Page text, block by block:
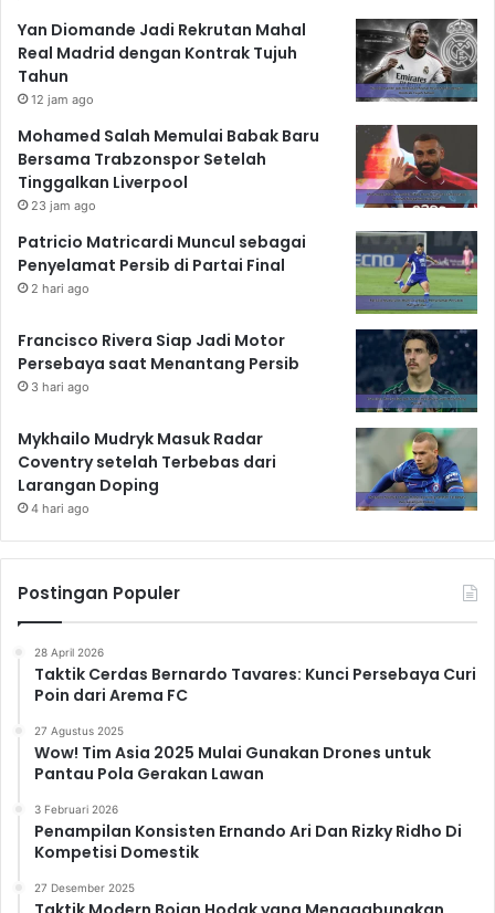
Yan Diomande Jadi Rekrutan Mahal
Real Madrid dengan Kontrak Tujuh
Tahun
12 jam ago
Mohamed Salah Memulai Babak Baru
Bersama Trabzonspor Setelah
Tinggalkan Liverpool
23 jam ago
Patricio Matricardi Muncul sebagai
Penyelamat Persib di Partai Final
2 hari ago
Francisco Rivera Siap Jadi Motor
Persebaya saat Menantang Persib
3 hari ago
Mykhailo Mudryk Masuk Radar
Coventry setelah Terbebas dari
Larangan Doping
4 hari ago
Postingan Populer
28 April 2026
Taktik Cerdas Bernardo Tavares: Kunci Persebaya Curi
Poin dari Arema FC
27 Agustus 2025
Wow! Tim Asia 2025 Mulai Gunakan Drones untuk
Pantau Pola Gerakan Lawan
3 Februari 2026
Penampilan Konsisten Ernando Ari Dan Rizky Ridho Di
Kompetisi Domestik
27 Desember 2025